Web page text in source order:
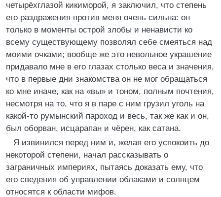
четырёхглазой кикиморой, я заключил, что степень
его раздражения против меня очень сильна: он
только в моменты острой злобы и ненависти ко
всему существующему позволял себе смеяться над
моими очками; вообще же это невольное украшение
придавало мне в его глазах столько веса и значения,
что в первые дни знакомства он не мог обращаться
ко мне иначе, как на «вы» и тоном, полным почтения,
несмотря на то, что я в паре с ним грузил уголь на
какой-то румынский пароход и весь, так же как и он,
был оборван, исцарапан и чёрен, как сатана.
Я извинился перед ним и, желая его успокоить до
некоторой степени, начал рассказывать о
заграничных империях, пытаясь доказать ему, что
его сведения об управлении облаками и солнцем
относятся к области мифов.